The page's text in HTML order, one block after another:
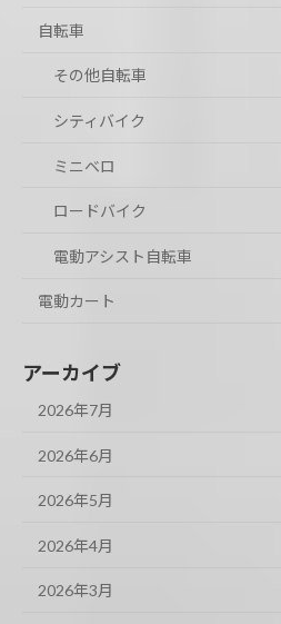
自転車
その他自転車
シティバイク
ミニベロ
ロードバイク
電動アシスト自転車
電動カート
アーカイブ
2026年7月
2026年6月
2026年5月
2026年4月
2026年3月